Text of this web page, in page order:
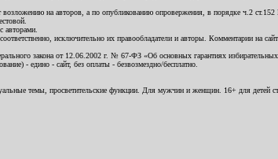
на авторов, а по опубликованию опровержения, в порядке ч.2
авторами.
исключительно их правообладатели и авторы. Комментарии
закона от 12.06.2002 г. № 67-ФЗ «Об основных гарантиях
- едино - сайт, без оплаты - безвозмездно/бесплатно.
темы, просветительские функции. Для мужчин и женщин. 16+ для детей